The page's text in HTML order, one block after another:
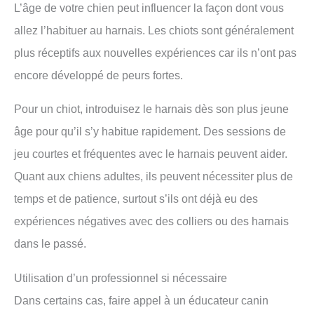
L’âge de votre chien peut influencer la façon dont vous
allez l’habituer au harnais. Les chiots sont généralement
plus réceptifs aux nouvelles expériences car ils n’ont pas
encore développé de peurs fortes.
Pour un chiot, introduisez le harnais dès son plus jeune
âge pour qu’il s’y habitue rapidement. Des sessions de
jeu courtes et fréquentes avec le harnais peuvent aider.
Quant aux chiens adultes, ils peuvent nécessiter plus de
temps et de patience, surtout s’ils ont déjà eu des
expériences négatives avec des colliers ou des harnais
dans le passé.
Utilisation d’un professionnel si nécessaire
Dans certains cas, faire appel à un éducateur canin